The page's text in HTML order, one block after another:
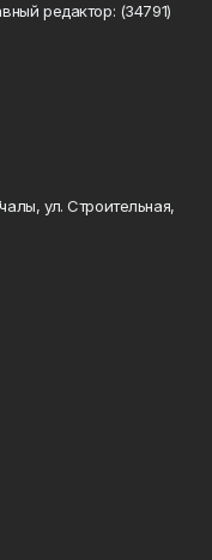
редактор: (34791)
ул. Строительная,